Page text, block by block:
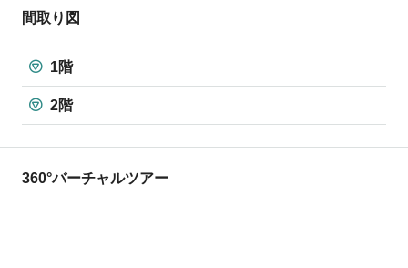
間取り図
1階
2階
360°バーチャルツアー